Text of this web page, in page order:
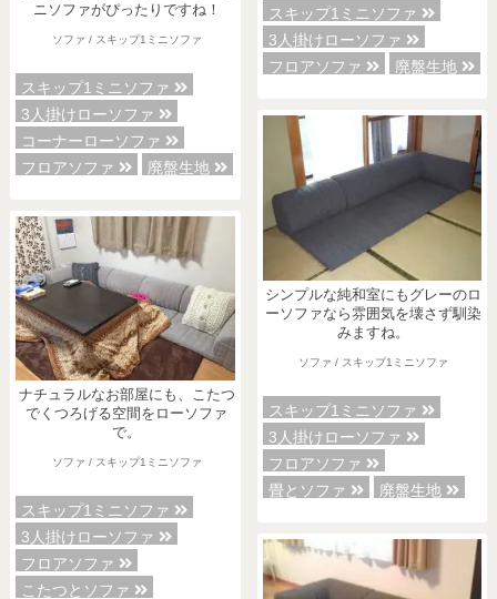
ニソファがぴったりですね！
ソファ / スキップ1ミニソファ
スキップ1ミニソファ
3人掛けローソファ
コーナーローソファ
フロアソファ
廃盤生地
ナチュラルなお部屋にも、こたつ
でくつろげる空間をローソファ
で。
ソファ / スキップ1ミニソファ
スキップ1ミニソファ
3人掛けローソファ
フロアソファ
こたつとソファ
スキップ1ミニソファ
3人掛けローソファ
フロアソファ
廃盤生地
シンプルな純和室にもグレーのロ
ーソファなら雰囲気を壊さず馴染
みますね。
ソファ / スキップ1ミニソファ
スキップ1ミニソファ
3人掛けローソファ
フロアソファ
畳とソファ
廃盤生地